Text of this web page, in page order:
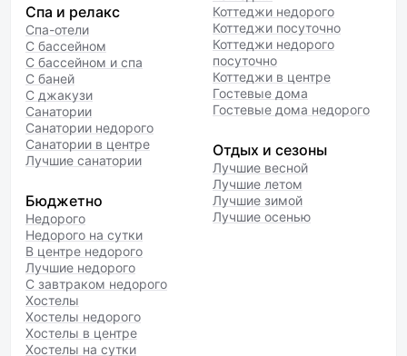
Спа и релакс
Спа-отели
С бассейном
С бассейном и спа
С баней
С джакузи
Санатории
Санатории недорого
Санатории в центре
Лучшие санатории
Бюджетно
Недорого
Недорого на сутки
В центре недорого
Лучшие недорого
С завтраком недорого
Хостелы
Хостелы недорого
Хостелы в центре
Хостелы на сутки
Коттеджи недорого
Коттеджи посуточно
Коттеджи недорого
посуточно
Коттеджи в центре
Гостевые дома
Гостевые дома недорого
Отдых и сезоны
Лучшие весной
Лучшие летом
Лучшие зимой
Лучшие осенью